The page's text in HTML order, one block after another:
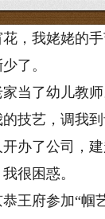
我姥姥的手
了。
了幼儿教师
技艺，调我
了公司，建
很困惑。
府参加“帼